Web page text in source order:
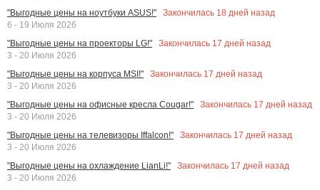
"Выгодные цены на ноутбуки ASUS!"
Закончилась 18 дней назад
6 - 19 Июля 2026
"Выгодные цены на проекторы LG!"
Закончилась 17 дней назад
3 - 20 Июля 2026
"Выгодные цены на корпуса MSI!"
Закончилась 17 дней назад
3 - 20 Июля 2026
"Выгодные цены на офисные кресла Cougar!"
Закончилась 17 дней назад
3 - 20 Июля 2026
"Выгодные цены на телевизоры Iffalcon!"
Закончилась 17 дней назад
3 - 20 Июля 2026
"Выгодные цены на охлаждение LianLi!"
Закончилась 17 дней назад
3 - 20 Июля 2026